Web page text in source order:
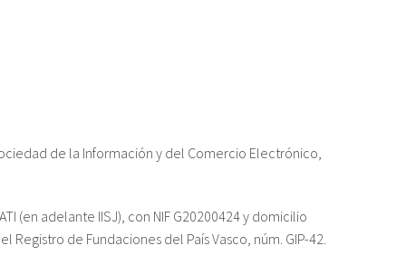
de la Información y del Comercio Electrónico,
(en adelante IISJ), con NIF G20200424 y domicilio
de Fundaciones del País Vasco, núm. GIP-42.